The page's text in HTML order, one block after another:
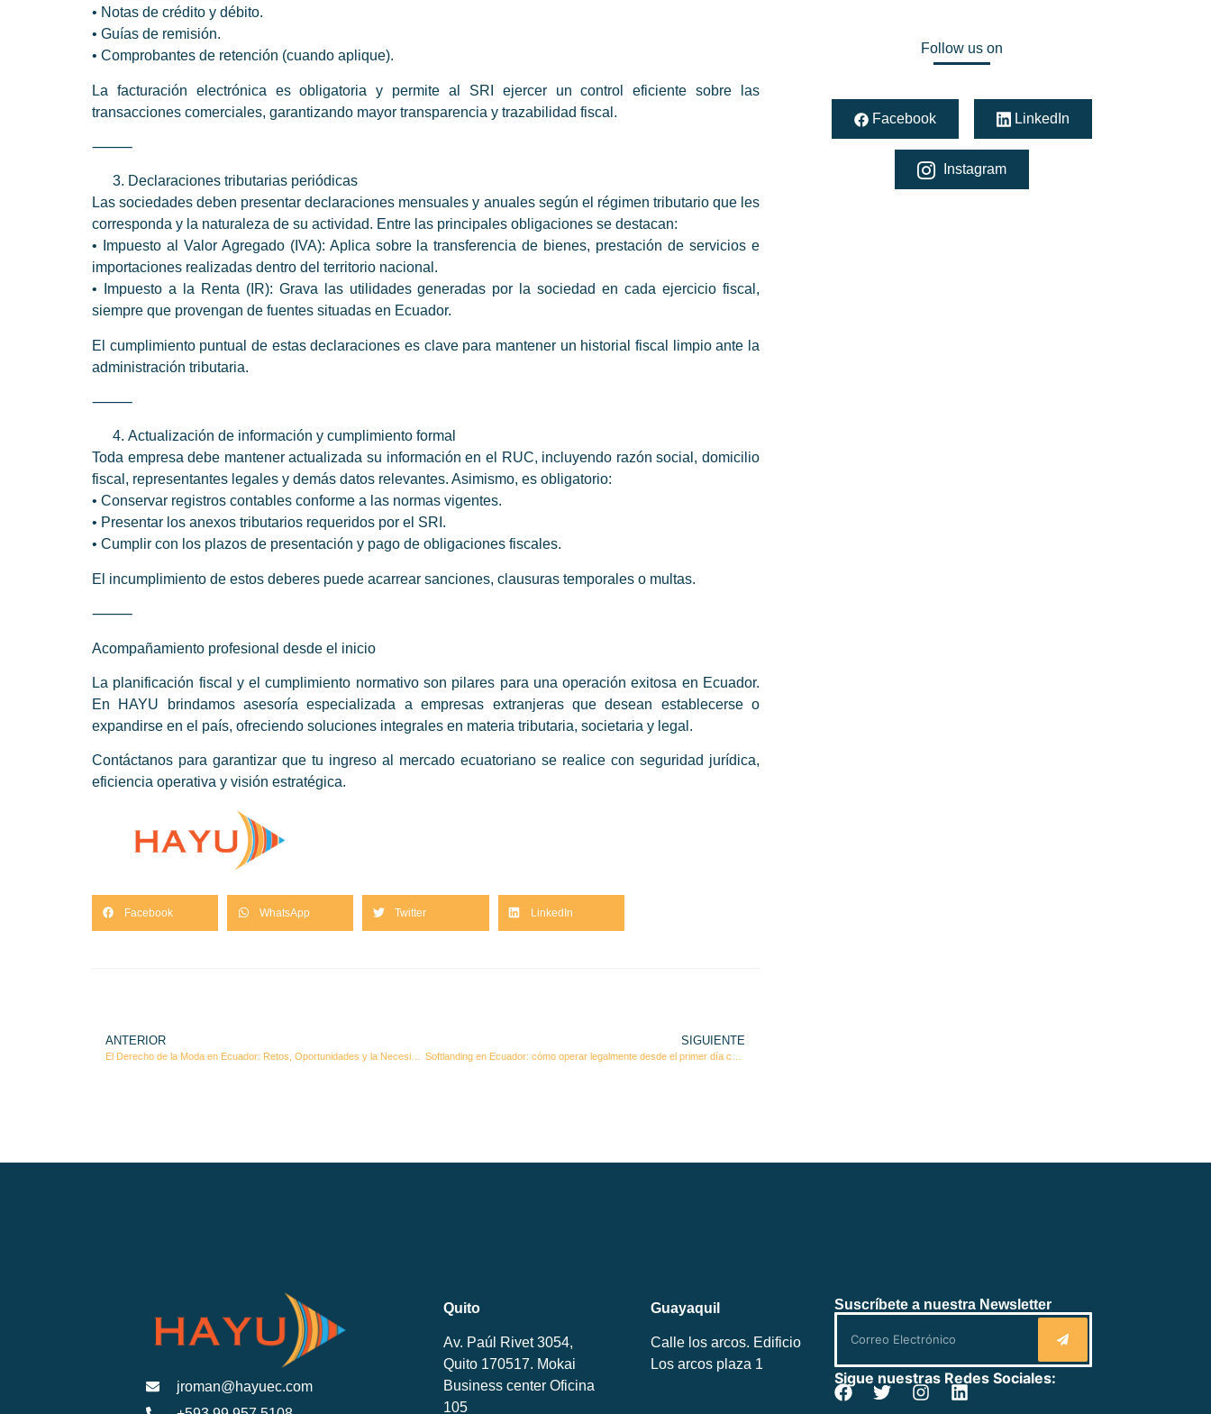
• Notas de crédito y débito.
• Guías de remisión.
• Comprobantes de retención (cuando aplique).
La facturación electrónica es obligatoria y permite al SRI ejercer un control eficiente sobre las
transacciones comerciales, garantizando mayor transparencia y trazabilidad fiscal.
⸻
Declaraciones tributarias periódicas
Las sociedades deben presentar declaraciones mensuales y anuales según el régimen tributario que les
corresponda y la naturaleza de su actividad. Entre las principales obligaciones se destacan:
• Impuesto al Valor Agregado (IVA): Aplica sobre la transferencia de bienes, prestación de servicios e
importaciones realizadas dentro del territorio nacional.
• Impuesto a la Renta (IR): Grava las utilidades generadas por la sociedad en cada ejercicio fiscal,
siempre que provengan de fuentes situadas en Ecuador.
El cumplimiento puntual de estas declaraciones es clave para mantener un historial fiscal limpio ante la
administración tributaria.
⸻
Actualización de información y cumplimiento formal
Toda empresa debe mantener actualizada su información en el RUC, incluyendo razón social, domicilio
fiscal, representantes legales y demás datos relevantes. Asimismo, es obligatorio:
• Conservar registros contables conforme a las normas vigentes.
• Presentar los anexos tributarios requeridos por el SRI.
• Cumplir con los plazos de presentación y pago de obligaciones fiscales.
El incumplimiento de estos deberes puede acarrear sanciones, clausuras temporales o multas.
⸻
Acompañamiento profesional desde el inicio
La planificación fiscal y el cumplimiento normativo son pilares para una operación exitosa en Ecuador.
En HAYU brindamos asesoría especializada a empresas extranjeras que desean establecerse o
expandirse en el país, ofreciendo soluciones integrales en materia tributaria, societaria y legal.
Contáctanos para garantizar que tu ingreso al mercado ecuatoriano se realice con seguridad jurídica,
eficiencia operativa y visión estratégica.
Facebook WhatsApp Twitter LinkedIn
ANTERIOR SIGUIENTE
Follow us on
Facebook LinkedIn
Instagram
jroman@hayuec.com
Quito
Av. Paúl Rivet 3054,
Quito 170517. Mokai
Business center Oficina
105
Guayaquil
Calle los arcos. Edificio
Los arcos plaza 1
Suscríbete a nuestra Newsletter
Sigue nuestras Redes Sociales: